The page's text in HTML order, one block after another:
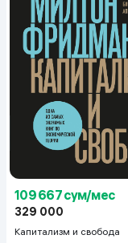
109 667 сум/мес
329 000
Капитализм и свобода